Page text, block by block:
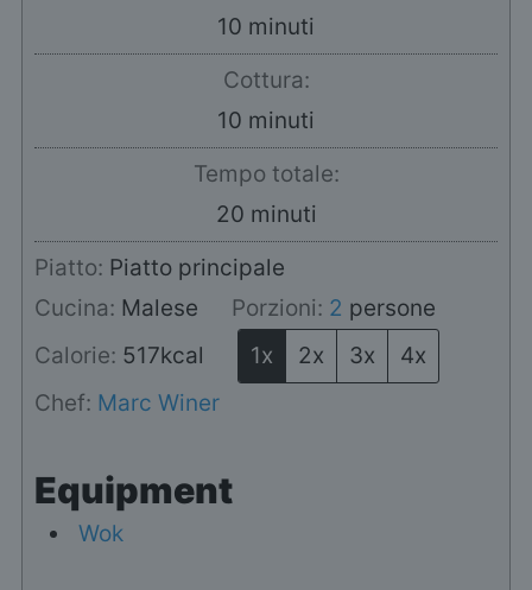
10 minuti
minuti
Cottura:
10 minuti
minuti
Tempo totale:
20minuti
minuti
Piatto: Piatto principale
Cucina: Malese Porzioni: 2 persone
Calorie: 517kcal 1x 2x 3x
4x
Chef: Marc Winer
Equipment
Wok